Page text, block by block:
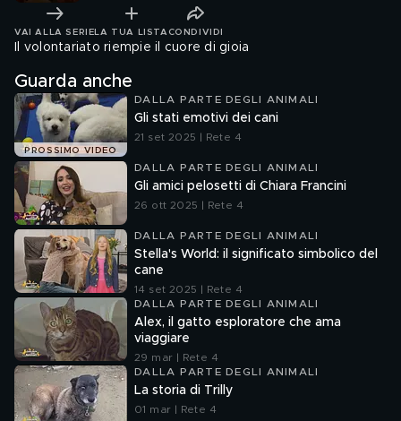
VAI ALLA SERIE LA TUA LISTA CONDIVIDI
Il volontariato riempie il cuore di gioia
Guarda anche
PROSSIMO VIDEO
DALLA PARTE DEGLI ANIMALI
Gli stati emotivi dei cani
21 set 2025 | Rete 4
DALLA PARTE DEGLI ANIMALI
Gli amici pelosetti di Chiara Francini
26 ott 2025 | Rete 4
DALLA PARTE DEGLI ANIMALI
Stella's World: il significato simbolico del
cane
14 set 2025 | Rete 4
DALLA PARTE DEGLI ANIMALI
Alex, il gatto esploratore che ama
viaggiare
29 mar | Rete 4
DALLA PARTE DEGLI ANIMALI
La storia di Trilly
01 mar | Rete 4